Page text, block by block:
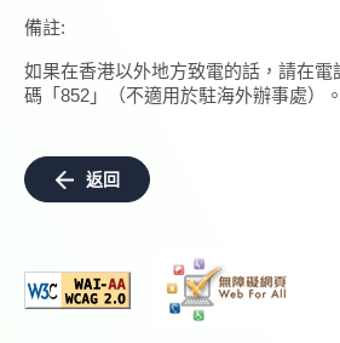
備註:
如果在香港以外地方致電的話，請在
碼「852」（不適用於駐海外辦事處）。
返回